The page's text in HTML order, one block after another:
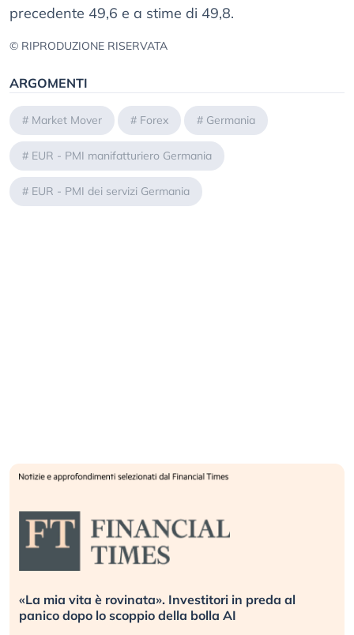
precedente 49,6 e a stime di 49,8.
© RIPRODUZIONE RISERVATA
ARGOMENTI
# Market Mover # Forex # Germania
# EUR - PMI manifatturiero Germania
# EUR - PMI dei servizi Germania
«La mia vita è rovinata». Investitori in preda al
panico dopo lo scoppio della bolla AI